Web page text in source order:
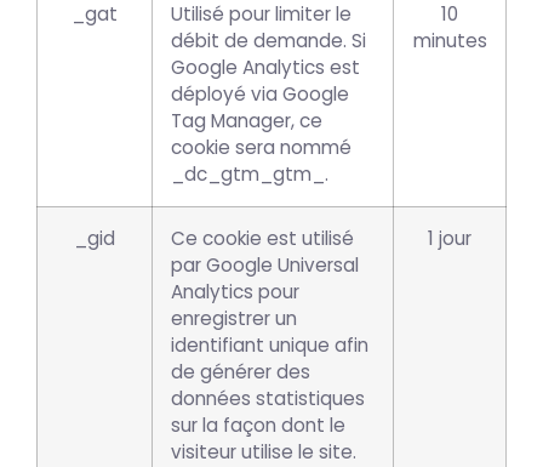
_gat
Utilisé pour limiter le
débit de demande. Si
Google Analytics est
déployé via Google
Tag Manager, ce
cookie sera nommé
_dc_gtm_gtm_.
10
minutes
_gid
Ce cookie est utilisé
par Google Universal
Analytics pour
enregistrer un
identifiant unique afin
de générer des
données statistiques
sur la façon dont le
visiteur utilise le site.
1 jour